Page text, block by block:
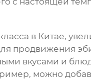
в Китае,
продвижения
вкусами и
можно